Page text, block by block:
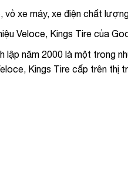
vỏ xe máy, xe điện chất
Veloce, Kings Tire của
năm 2000 là một trong
Kings Tire cấp trên